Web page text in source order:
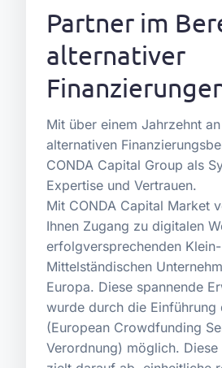
Partner im
alternativer
Mit über einem Jahrzehnt
alternativen
CONDA Capital Group als
Expertise und Vertrauen.
Mit CONDA Capital Market
Ihnen Zugang zu digitalen
erfolgversprechenden
Mittelständischen
Europa. Diese spannende
wurde durch die Einführung
(European Crowdfunding
Verordnung) möglich. Diese